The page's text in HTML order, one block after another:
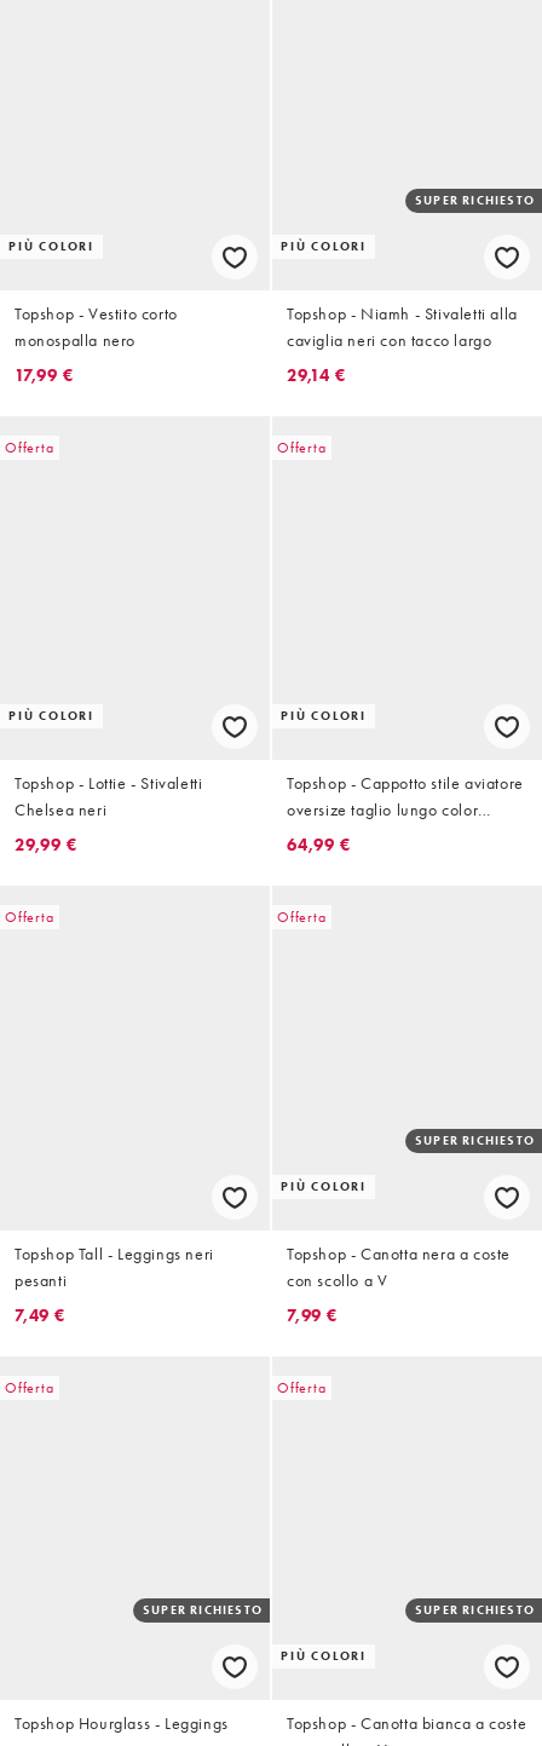
PIÙ COLORI
Topshop - Vestito corto
monospalla nero
17,99 €
PIÙ COLORI
SUPER RICHIESTO
Topshop - Niamh - Stivaletti alla
caviglia neri con tacco largo
29,14 €
Offerta
PIÙ COLORI
Topshop - Lottie - Stivaletti
Chelsea neri
29,99 €
Offerta
PIÙ COLORI
Topshop - Cappotto stile aviatore
oversize taglio lungo color
cioccolato con dettagli in pile
64,99 €
Offerta
Topshop Tall - Leggings neri
pesanti
7,49 €
Offerta
PIÙ COLORI
SUPER RICHIESTO
Topshop - Canotta nera a coste
con scollo a V
7,99 €
Offerta
SUPER RICHIESTO
Topshop Hourglass - Leggings
Offerta
PIÙ COLORI
SUPER RICHIESTO
Topshop - Canotta bianca a coste